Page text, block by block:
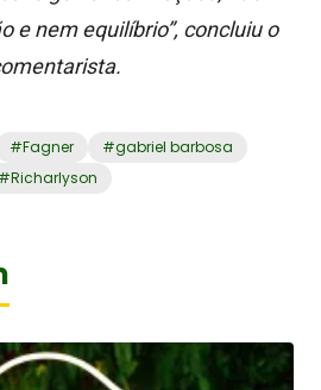
e nem equilíbrio”, concluiu o
#Fagner #gabriel barbosa
#Richarlyson